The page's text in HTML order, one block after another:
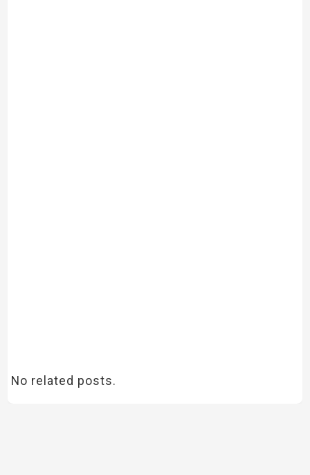
No related posts.